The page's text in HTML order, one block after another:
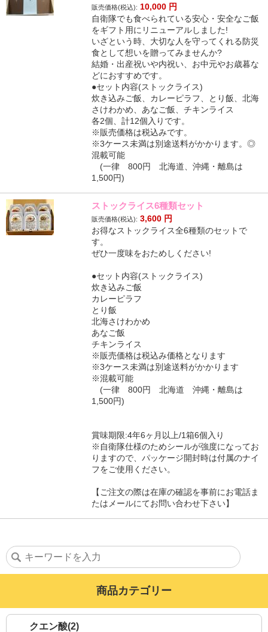
販売価格(税込): 10,000 円
自衛隊でも食べられている安心・安全なご飯
をギフト用にリニューアルしました!
いざという時、大切な人を守ってくれる防災
食として想いを贈ってみませんか?
結婚・出産祝いや内祝い、お中元やお歳暮な
どにおすすめです。
●セット内容(ストックライス)
炊き込みご飯、カレーピラフ、とり飯、北海
さけわかめ、あなご飯、チキンライス
各2個、計12個入りです。
※販売価格は税込みです。
※3ケース未満は別途送料がかかります。◎
混載可能
(一律 800円 北海道、沖縄・離島は
1,500円)
ストックライス6種類セット
販売価格(税込): 3,600 円
お得なストックライス全6種類のセットで
す。
ぜひ一度味をおためしください!
●セット内容(ストックライス)
炊き込みご飯
カレーピラフ
とり飯
北海さけわかめ
あなご飯
チキンライス
※販売価格は税込み価格となります
※3ケース未満は別途送料がかかります
※混載可能
(一律 800円 北海道 沖縄・離島は
1,500円)
賞味期限:4年6ヶ月以上/1箱6個入り
※自衛隊仕様のためシールが強度になってお
りますので、パッケージ開封時は付属のナイ
フをご使用ください。
【ご注文の際は在庫の確認を事前にお電話ま
たはメールにてお問い合わせ下さい】
商品カテゴリー
クエン酸(2)